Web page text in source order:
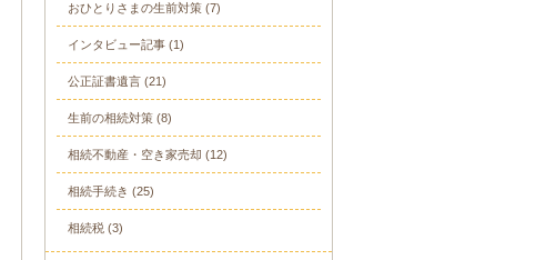
おひとりさまの生前対策 (7)
インタビュー記事 (1)
公正証書遺言 (21)
生前の相続対策 (8)
相続不動産・空き家売却 (12)
相続手続き (25)
相続税 (3)